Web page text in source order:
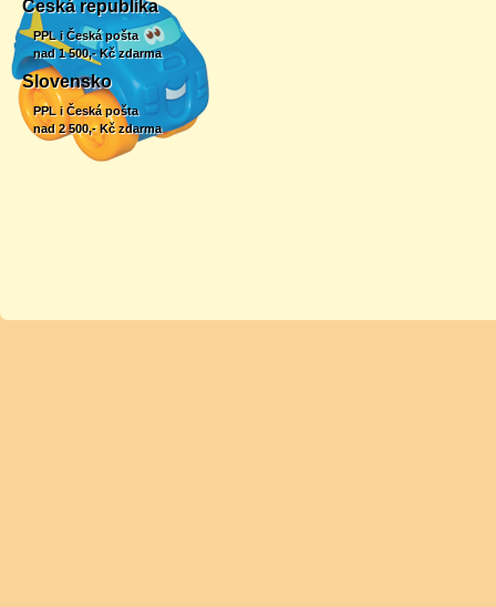
Česká republika
PPL i Česká pošta
nad 1 500,- Kč zdarma
Slovensko
PPL i Česká pošta
nad 2 500,- Kč zdarma